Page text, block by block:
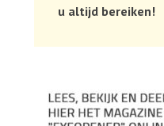
u altijd bereiken!